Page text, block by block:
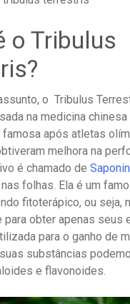
o Tribulus
o Tribulus
na medicina chinesa
famosa após atletas
melhora na
é chamado de
folhas. Ela é um
fitoterápico, ou seja,
para obter apenas seus
para o ganho de
substâncias
e flavonoides.